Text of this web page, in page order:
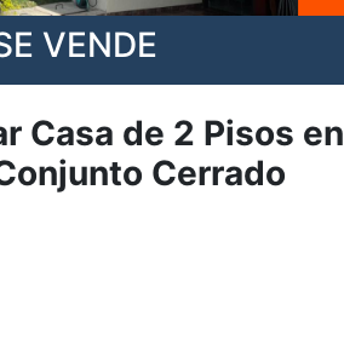
VENDE
Casa de 2 Pisos en
Cerrado